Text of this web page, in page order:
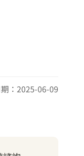
：2025-06-09